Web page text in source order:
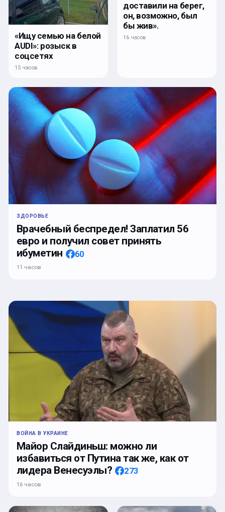
«Ищу семью на белой
AUDI»: розыск в
соцсетях
15 часов
доставили на берег,
он, возможно, был
бы жив».
16 часов
ЗДОРОВЬЕ
Врачебный беспредел! Заплатил 56
евро и получил совет принять
ибуметин
60
11 часов
ВОЙНА В УКРАИНЕ
Майор Слайдиньш: можно ли
избавиться от Путина так же, как от
лидера Венесуэлы?
273
16 часов